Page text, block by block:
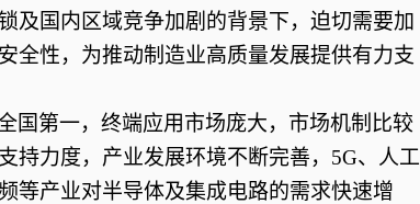
及国内区域竞争加剧的背景下，迫切需要加
全性，为推动制造业高质量发展提供有力支
国第一，终端应用市场庞大，市场机制比较
持力度，产业发展环境不断完善， 5G、人工
等产业对半导体及集成电路的需求快速增